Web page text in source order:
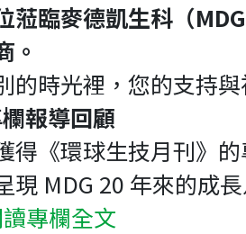
蒞臨麥德凱生科（
。
的時光裡，您的支持
報導回顧
得《環球生技月刊》
現 MDG 20 年來的成
專欄全文